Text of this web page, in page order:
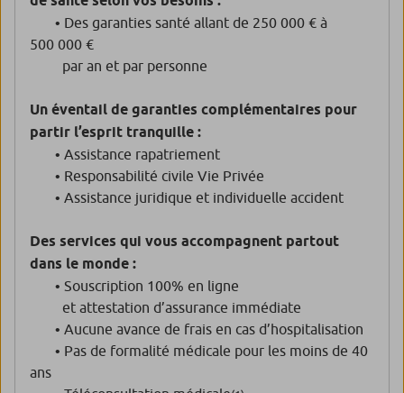
• Des garanties santé allant de 250 000 € à
500 000 €
par an et par personne
Un éventail de garanties complémentaires pour
partir l’esprit tranquille :
• Assistance rapatriement
• Responsabilité civile Vie Privée
• Assistance juridique et individuelle accident
Des services qui vous accompagnent partout
dans le monde :
• Souscription 100% en ligne
et attestation d’assurance immédiate
• Aucune avance de frais en cas d’hospitalisation
• Pas de formalité médicale pour les moins de 40
ans